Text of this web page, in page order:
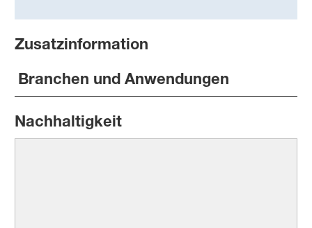
Zusatzinformation
Branchen und Anwendungen
Nachhaltigkeit